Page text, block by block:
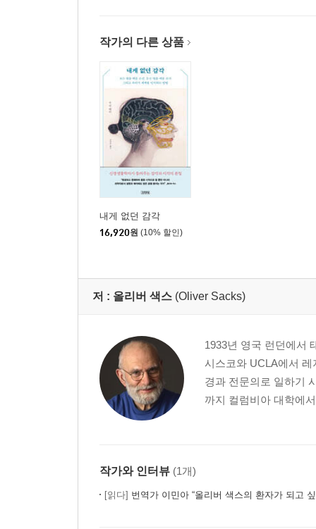
작가의 다른 상품
내게 없던 감각
16,920원 (10% 할인)
저 : 올리버 색스 (Oliver Sacks)
1933년 영국 런던에서
시스코와 UCLA에서
경과 전문의로 일하기
까지 컬럼비아 대학에
작가와 인터뷰 (1개)
[읽다] 번역가 이민아 “올리버 색스의 환자가 되고 싶